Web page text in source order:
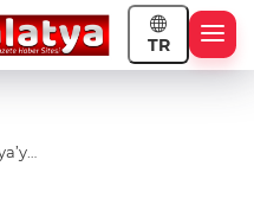
TR